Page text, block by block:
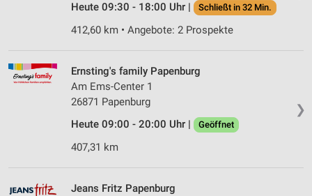
Heute 09:30 - 18:00 Uhr |
Schließt in 32 Min.
412,60 km • Angebote: 2 Prospekte
❯
Ernsting's family Papenburg
Am Ems-Center 1
26871 Papenburg
Heute 09:00 - 20:00 Uhr |
Geöffnet
407,31 km
Jeans Fritz Papenburg